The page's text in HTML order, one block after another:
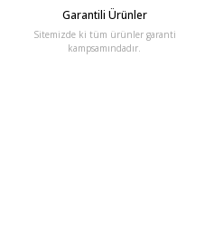
Garantili Ürünler
Sitemizde ki tüm ürünler garanti
kampsamındadır.